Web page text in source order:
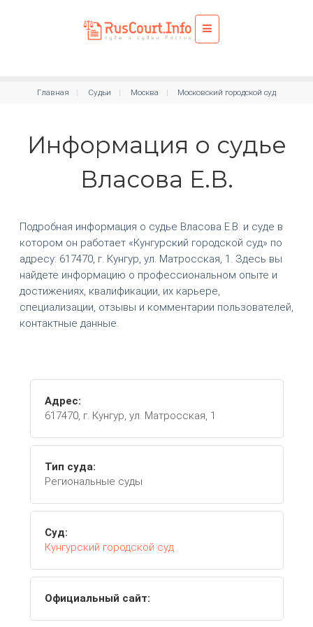
Главная Судьи Москва Московский городской суд
Информация о судье
Власова Е.В.
Подробная информация о судье Власова Е.В. и суде в
котором он работает «Кунгурский городской суд» по
адресу: 617470, г. Кунгур, ул. Матросская, 1. Здесь вы
найдете информацию о профессиональном опыте и
достижениях, квалификации, их карьере,
специализации, отзывы и комментарии пользователей,
контактные данные.
Адрес:
617470, г. Кунгур, ул. Матросская, 1
Тип суда:
Региональные суды
Суд:
Кунгурский городской суд
Официальный сайт: